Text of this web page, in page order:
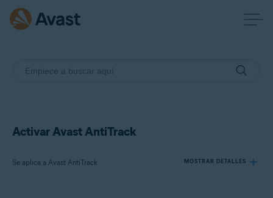
Activar Avast AntiTrack
Se aplica a Avast AntiTrack MOSTRAR DETALLES